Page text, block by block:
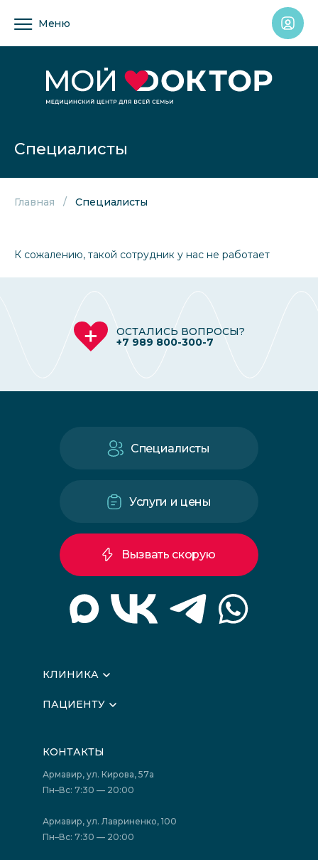
Меню
Специалисты
Главная Специалисты
К сожалению, такой сотрудник у нас не работает
ОСТАЛИСЬ ВОПРОСЫ?
+7 989 800-300-7
КЛИНИКА
Вышестоящие организации
Лицензии
Фотогалерея
Политика конфиденциальности
Акции
ПАЦИЕНТУ
Подготовка к сдаче анализов
Акции
Отзывы
Государственные программы
Юридическим лицам
Специалисты
Услуги и цены
Вызвать скорую
КОНТАКТЫ
Армавир, ул. Кирова, 57а
Пн–Вс: 7:30 — 20:00
Армавир, ул. Лавриненко, 100
Пн–Вс: 7:30 — 20:00